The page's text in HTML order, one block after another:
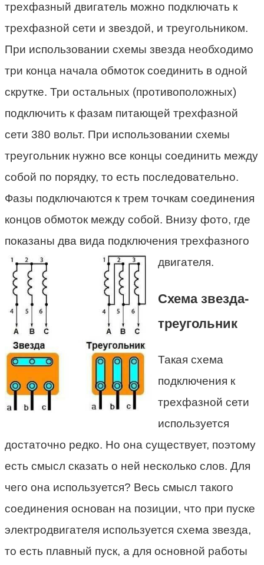
трехфазный двигатель можно подключать к
трехфазной сети и звездой, и треугольником.
При использовании схемы звезда необходимо
три конца начала обмоток соединить в одной
скрутке. Три остальных (противоположных)
подключить к фазам питающей трехфазной
сети 380 вольт. При использовании схемы
треугольник нужно все концы соединить между
собой по порядку, то есть последовательно.
Фазы подключаются к трем точкам соединения
концов обмоток между собой. Внизу фото, где
показаны два вида подключения трехфазного
двигателя.
Схема звезда-
треугольник
Такая схема
подключения к
трехфазной сети
используется
достаточно редко. Но она существует, поэтому
есть смысл сказать о ней несколько слов. Для
чего она используется? Весь смысл такого
соединения основан на позиции, что при пуске
электродвигателя используется схема звезда,
то есть плавный пуск, а для основной работы